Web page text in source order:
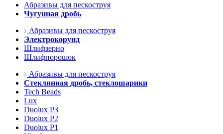
Абразивы для пескоструя
Чугунная дробь
Абразивы для пескоструя
Электрокорунд
Шлифзерно
Шлифпорошок
Абразивы для пескоструя
Стеклянная дробь, стеклошарики
Tech Beads
Lux
Duolux P3
Duolux P2
Duolux P1